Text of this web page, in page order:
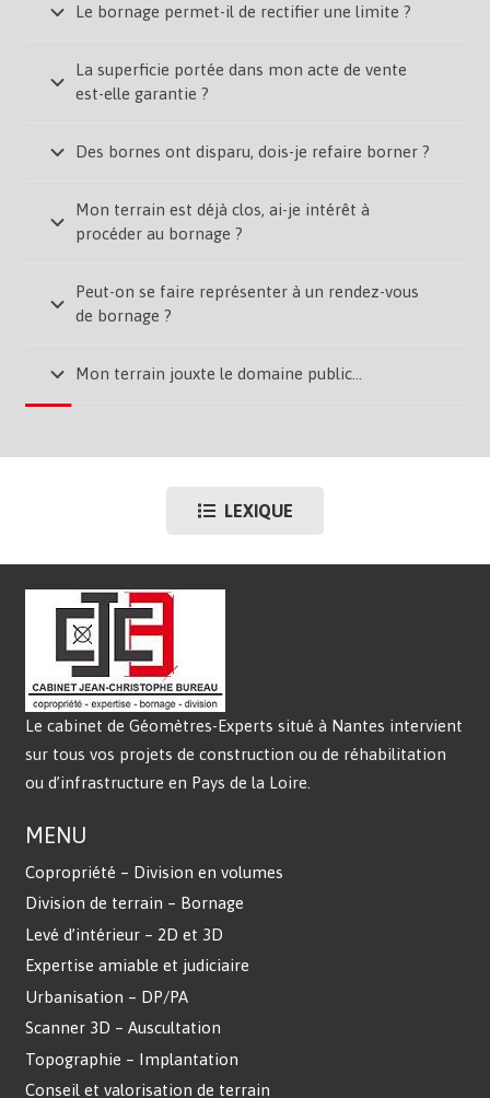
Le bornage permet-il de rectifier une limite ?
La superficie portée dans mon acte de vente
est-elle garantie ?
Des bornes ont disparu, dois-je refaire borner ?
Mon terrain est déjà clos, ai-je intérêt à
procéder au bornage ?
Peut-on se faire représenter à un rendez-vous
de bornage ?
Mon terrain jouxte le domaine public…
LEXIQUE
Le cabinet de Géomètres-Experts situé à Nantes intervient
sur tous vos projets de construction ou de réhabilitation
ou d’infrastructure en Pays de la Loire.
MENU
Copropriété – Division en volumes
Division de terrain – Bornage
Levé d’intérieur – 2D et 3D
Expertise amiable et judiciaire
Urbanisation – DP/PA
Scanner 3D – Auscultation
Topographie – Implantation
Conseil et valorisation de terrain